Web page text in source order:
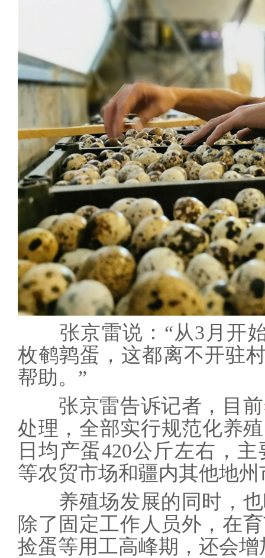
张京雷说：“从3月开始
枚鹌鹑蛋，这都离不开驻
帮助。”
张京雷告诉记者，目前
处理，全部实行规范化养
日均产蛋420公斤左右，
等农贸市场和疆内其他地
养殖场发展的同时，也
除了固定工作人员外，在
捡蛋等用工高峰期，还会